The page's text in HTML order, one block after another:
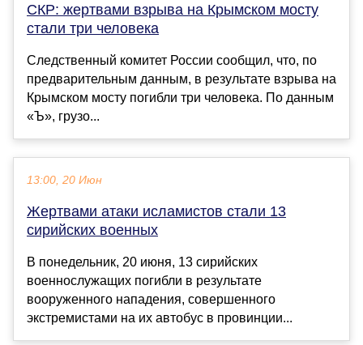
СКР: жертвами взрыва на Крымском мосту
стали три человека
Следственный комитет России сообщил, что, по
предварительным данным, в результате взрыва на
Крымском мосту погибли три человека. По данным
«Ъ», грузо...
13:00, 20 Июн
Жертвами атаки исламистов стали 13
сирийских военных
В понедельник, 20 июня, 13 сирийских
военнослужащих погибли в результате
вооруженного нападения, совершенного
экстремистами на их автобус в провинции...